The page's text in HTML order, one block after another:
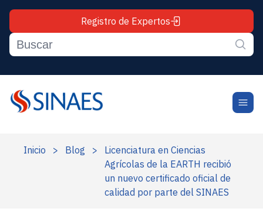
Registro de Expertos
Inicio > Blog >
Licenciatura en Ciencias
Agrícolas de la EARTH recibió
un nuevo certificado oficial de
calidad por parte del SINAES